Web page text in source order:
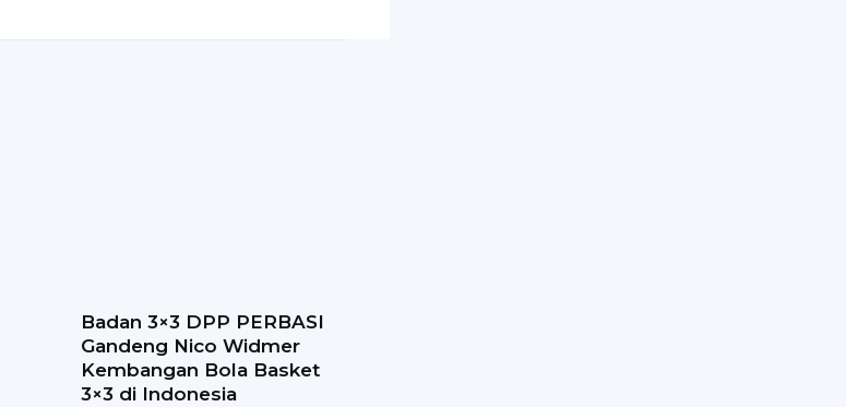
Badan 3×3 DPP PERBASI
Gandeng Nico Widmer
Kembangan Bola Basket
3×3 di Indonesia